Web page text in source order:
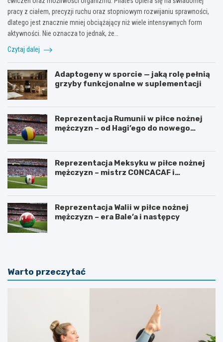
pracy z ciałem, precyzji ruchu oraz stopniowym rozwijaniu sprawności,
dlatego jest znacznie mniej obciążający niż wiele intensywnych form
aktywności. Nie oznacza to jednak, że…
Czytaj dalej
Adaptogeny w sporcie — jaką rolę pełnią
grzyby funkcjonalne w suplementacji
Reprezentacja Rumunii w piłce nożnej
mężczyzn – od Hagi’ego do nowego
Reprezentacja Meksyku w piłce nożnej
mężczyzn – mistrz CONCACAF i
Reprezentacja Walii w piłce nożnej
mężczyzn – era Bale’a i następcy
Warto przeczytać